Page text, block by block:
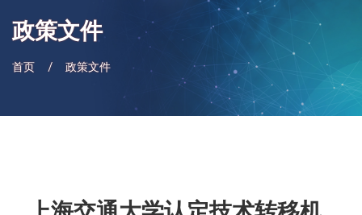
政策文件
首页 政策文件